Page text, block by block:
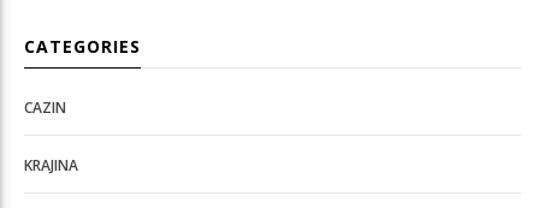
CATEGORIES
CAZIN
KRAJINA